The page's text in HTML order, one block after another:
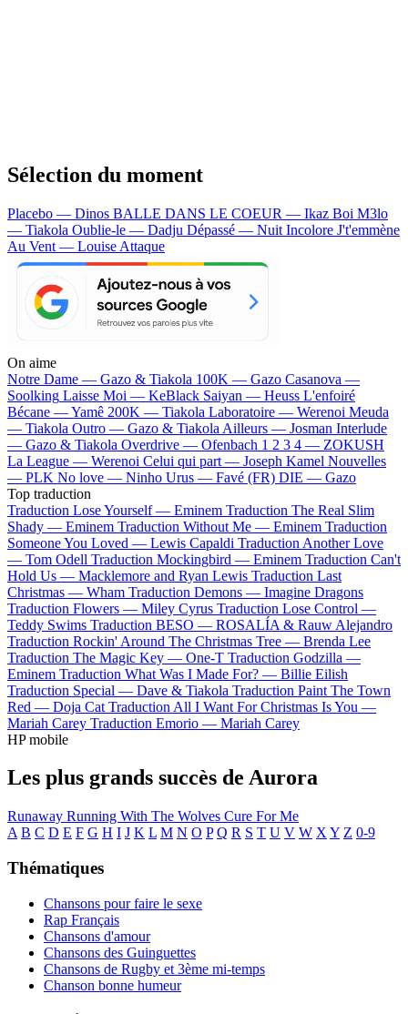
Sélection du moment
Placebo — Dinos BALLE DANS LE COEUR — Ikaz Boi M3lo
— Tiakola Oublie-le — Dadju Dépassé — Nuit Incolore J't'emmène
Au Vent — Louise Attaque
On aime
Notre Dame — Gazo & Tiakola 100K — Gazo Casanova —
Soolking Laisse Moi — KeBlack Saiyan — Heuss L'enfoiré
Bécane —Yamê 200K — Tiakola Laboratoire — Werenoi Meuda
— Tiakola Outro — Gazo & Tiakola Ailleurs — Josman Interlude
— Gazo & Tiakola Overdrive — Ofenbach 1 2 3 4 — ZOKUSH
La League — Werenoi Celui qui part — Joseph Kamel Nouvelles
— PLK No love — Ninho Urus — Favé (FR) DIE — Gazo
Top traduction
Traduction Lose Yourself — Eminem Traduction The Real Slim
Shady — Eminem Traduction Without Me — Eminem Traduction
Someone You Loved — Lewis Capaldi Traduction Another Love
— Tom Odell Traduction Mockingbird — Eminem Traduction Can't
Hold Us — Macklemore and Ryan Lewis Traduction Last
Christmas — Wham Traduction Demons — Imagine Dragons
Traduction Flowers — Miley Cyrus Traduction Lose Control —
Teddy Swims Traduction BESO — ROSALÍA & Rauw Alejandro
Traduction Rockin' Around The Christmas Tree — Brenda Lee
Traduction The Magic Key — One-T Traduction Godzilla —
Eminem Traduction What Was I Made For? — Billie Eilish
Traduction Special — Dave & Tiakola Traduction Paint The Town
Red — Doja Cat Traduction All I Want For Christmas Is You —
Mariah Carey Traduction Emorio — Mariah Carey
HP mobile
Les plus grands succès de Aurora
Runaway Running With The Wolves Cure For Me
A B C D E F G H I J K L M N O P Q R S T U V W X Y Z 0-9
Thématiques
Chansons pour faire le sexe
Rap Français
Chansons d'amour
Chansons des Guinguettes
Chansons de Rugby et 3ème mi-temps
Chanson bonne humeur